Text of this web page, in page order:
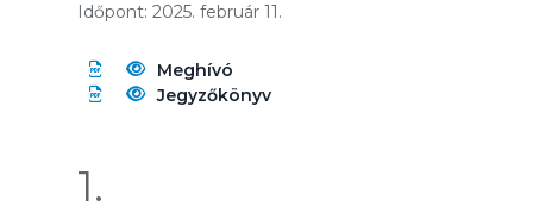
Időpont: 2025. február 11.
Meghívó
Jegyzőkönyv
1.